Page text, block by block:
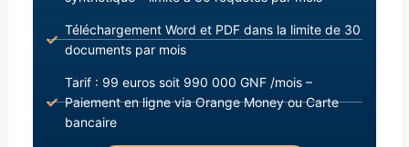
Téléchargement Word et PDF dans la limite de 30
documents par mois
Tarif : 99 euros soit 990 000 GNF /mois –
Paiement en ligne via Orange Money ou Carte
bancaire